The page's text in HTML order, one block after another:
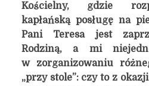
Kościelny, gdzie
kapłańską posługę na
Pani Teresa jest
Rodziną, a mi
w zorganizowaniu
„przy stole”: czy to z